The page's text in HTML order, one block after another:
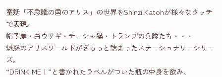
童話「不思議の国のアリス」の世界をShinzi Katohが様々なタッチ
で表現。
帽子屋・白ウサギ・チェシャ猫・トランプの兵隊たち・・・
魅惑のアリスワールドがぎゅっと詰まったステーショナリーシリー
ズ。
“DRINK ME！”と書かれたラベルがついた瓶の中身を飲み、